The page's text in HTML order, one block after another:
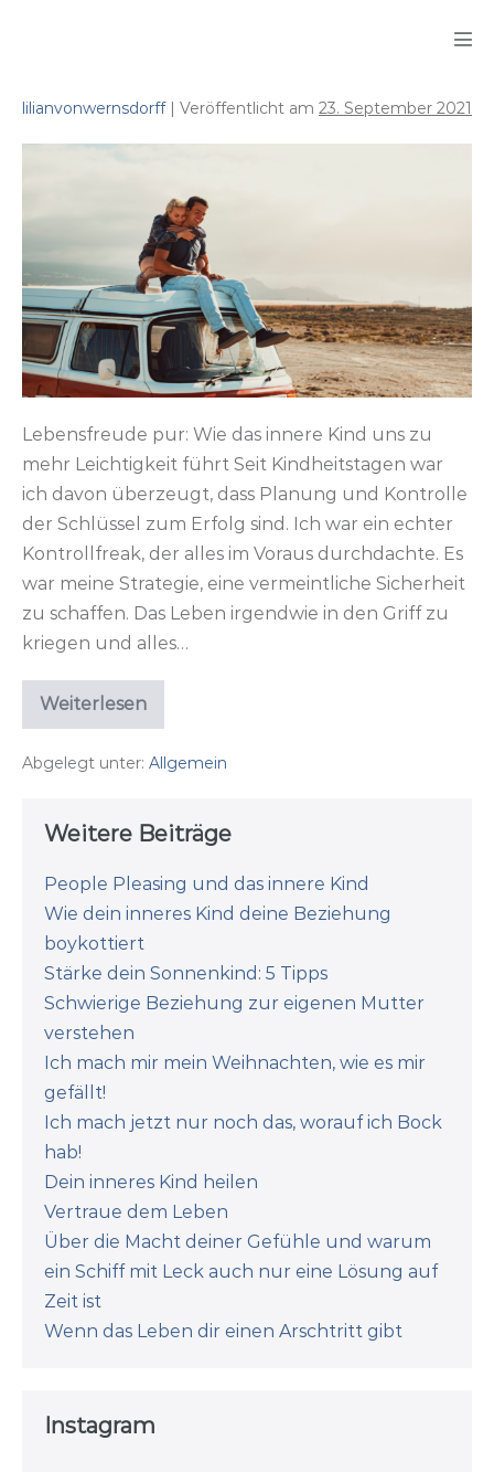
lilianvonwernsdorff| Veröffentlicht am 23. September 2021
jetzt
noch
das,
worauf
ich
Bock
hab!
Lebensfreude pur: Wie das innere Kind uns zu
mehr Leichtigkeit führt Seit Kindheitstagen war
ich davon überzeugt, dass Planung und Kontrolle
der Schlüssel zum Erfolg sind. Ich war ein echter
Kontrollfreak, der alles im Voraus durchdachte. Es
war meine Strategie, eine vermeintliche Sicherheit
zu schaffen. Das Leben irgendwie in den Griff zu
kriegen und alles…
Weiterlesen
Ich
mach
nur
ich
Abgelegt unter: Allgemein
Weitere Beiträge
People Pleasing und das innere Kind
Wie dein inneres Kind deine Beziehung
boykottiert
Stärke dein Sonnenkind: 5 Tipps
Schwierige Beziehung zur eigenen Mutter
verstehen
Ich mach mir mein Weihnachten, wie es mir
gefällt!
Ich mach jetzt nur noch das, worauf ich Bock
hab!
Dein inneres Kind heilen
Vertraue dem Leben
Über die Macht deiner Gefühle und warum
ein Schiff mit Leck auch nur eine Lösung auf
Zeit ist
Wenn das Leben dir einen Arschtritt gibt
Instagram